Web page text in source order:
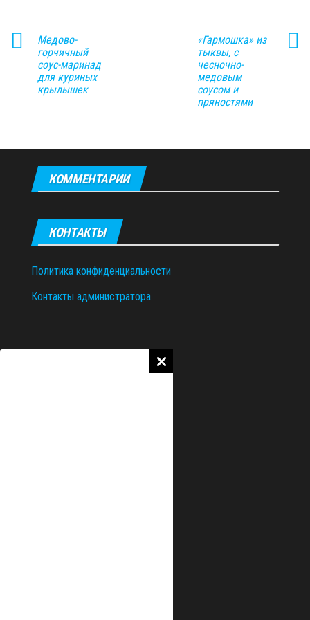
Медово-
горчичный
соус-маринад
для куриных
крылышек
«Гармошка» из
тыквы, с
чесночно-
медовым
соусом и
пряностями
КОММЕНТАРИИ
КОНТАКТЫ
Политика конфиденциальности
Контакты администратора